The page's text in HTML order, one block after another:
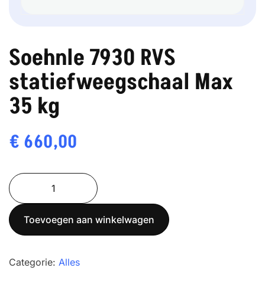
Soehnle 7930 RVS
statiefweegschaal Max
35 kg
€ 660,00
Soehnle
7930
RVS
statiefweegschaal
35
Toevoegen aan winkelwagen
Categorie: Alles